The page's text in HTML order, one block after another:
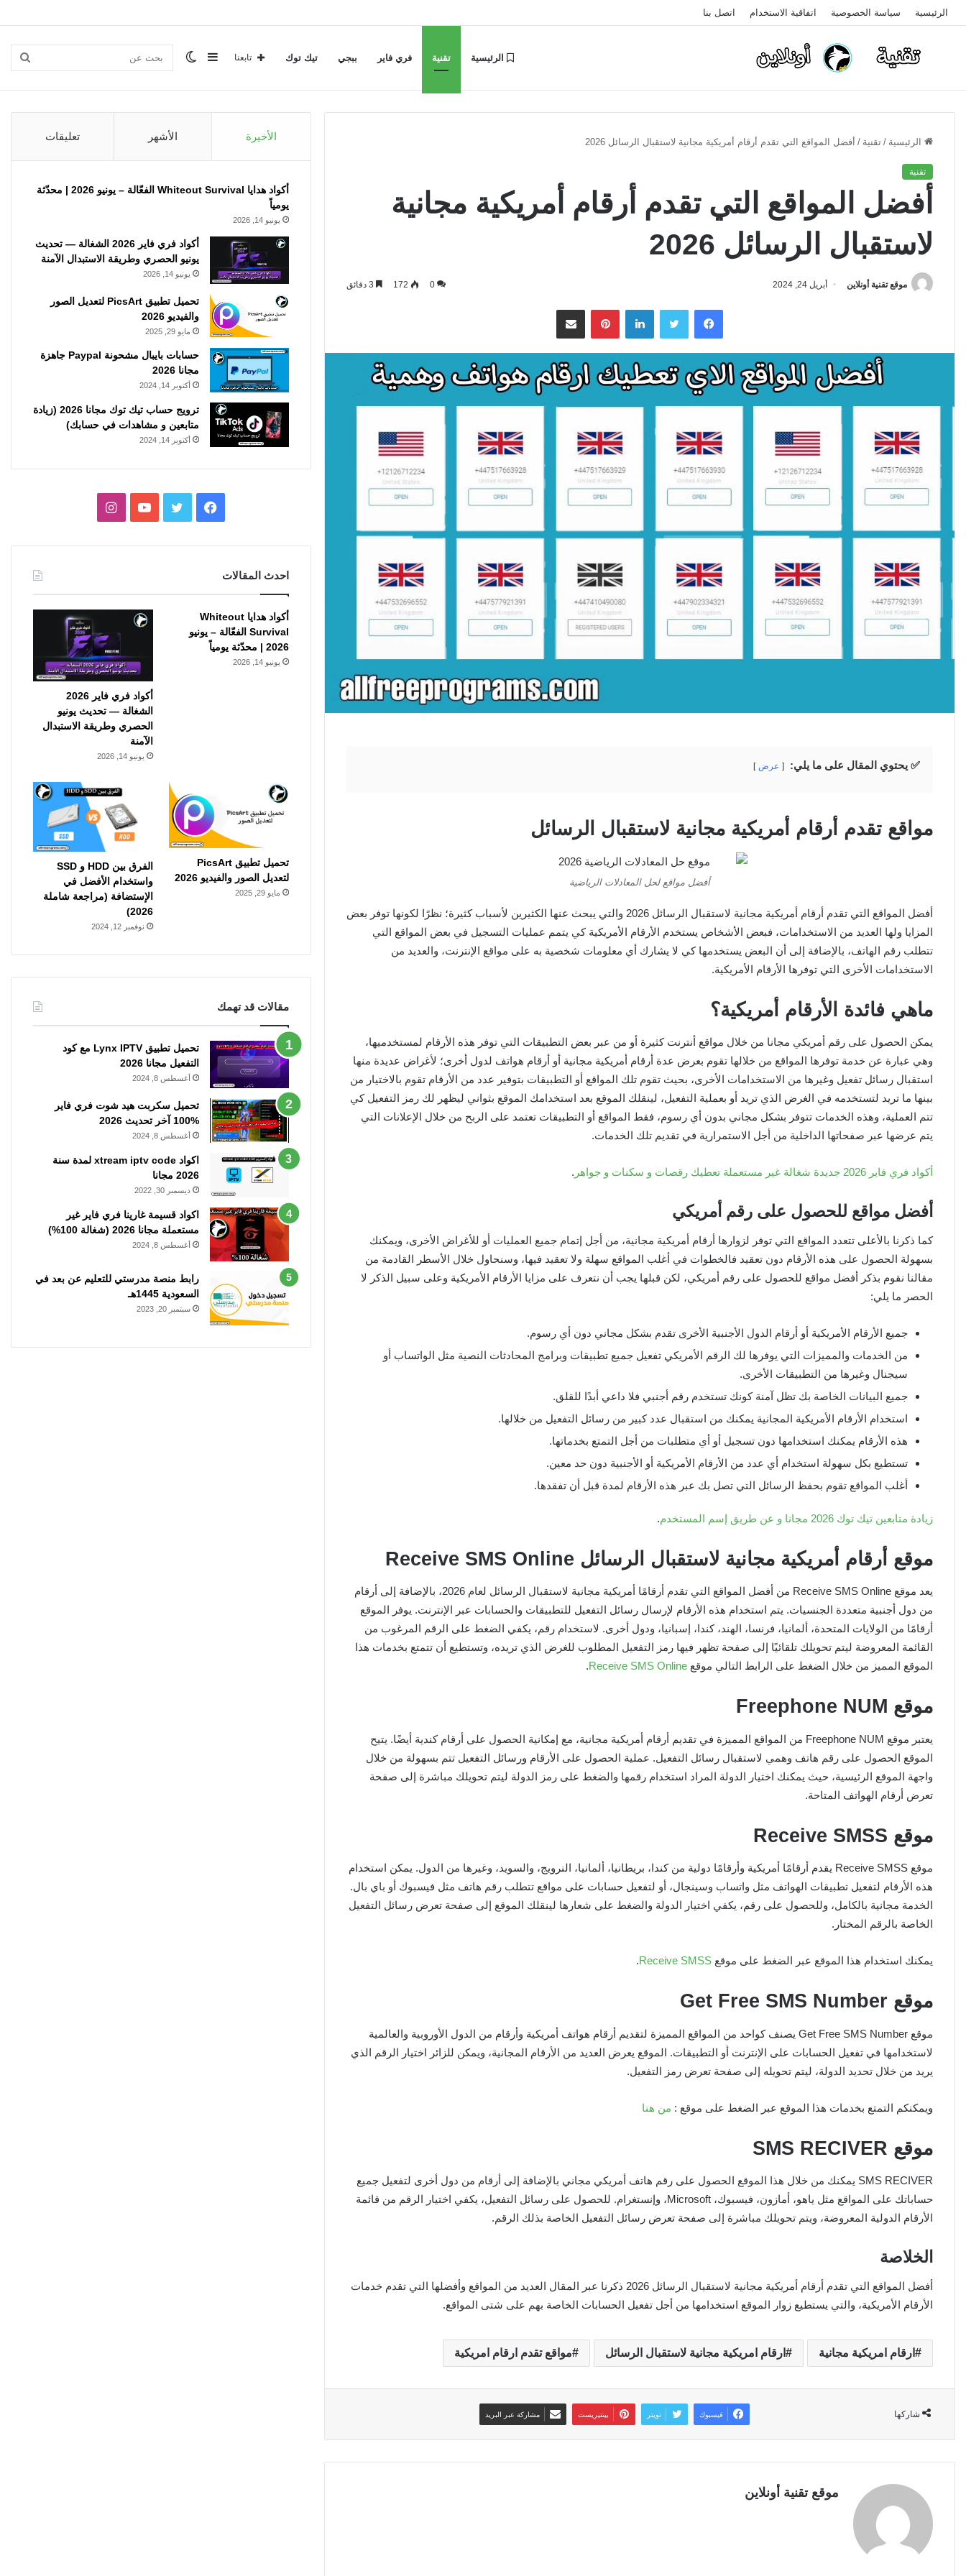
الرئيسية سياسة الخصوصية اتفاقية الاستخدام اتصل بنا
الرئيسية تقنية فري فاير ببجي تيك توك بحث الوضعإضافة
جانبي
تابعنا
الرئيسية / تقنية / أفضل المواقع التي تقدم أرقام أمريكية مجانية لاستقبال الرسائل 2026
تقنية
أفضل المواقع التي تقدم أرقام أمريكية مجانية
لاستقبال الرسائل 2026
موقع تقنية أونلاين أبريل 24, 2024 0
172
فيسبوك تويتر لينكدإن بينتيريستمشاركة عبر البريد
✅ يحتوي المقال على ما يلي: عرض
مواقع تقدم أرقام أمريكية مجانية لاستقبال الرسائل
أفضل مواقع لحل المعادلات الرياضية
أفضل المواقع التي تقدم أرقام أمريكية مجانية لاستقبال الرسائل 2026 والتي يبحث عنها الكثيرين لأسباب كثيرة؛ نظرًا لكونها توفر بعض
المزايا ولها العديد من الاستخدامات، فبعض الأشخاص يستخدم الأرقام الأمريكية كي يتمم عمليات التسجيل في بعض المواقع التي
تتطلب رقم الهاتف، بالإضافة إلى أن البعض يستخدمها كي لا يشارك أي معلومات شخصية به على مواقع الإنترنت، والعديد من
الاستخدامات الأخرى التي توفرها الأرقام الأمريكية.
ماهي فائدة الأرقام أمريكية؟
يمكن الحصول على رقم أمريكي مجانا من خلال مواقع أنترنت كثيرة أو من عبر بعض التطبيقات التي توفر هذه الأرقام لمستخدميها،
وهي عبارة عن خدمة توفرها المواقع من خلالها تقوم بعرض عدة أرقام أمريكية مجانية أو أرقام هواتف لدول أخرى؛ لأغراض عديدة منها
استقبال رسائل تفعيل وغيرها من الاستخدامات الأخرى، بحيث تقوم تلك المواقع أو التطبيقات بتوفير عدد من الأرقام تقوم بالاختيار من
بينها ما تريد لتستخدمه في الغرض الذي تريد أو بعملية التفعيل، لينقلك الموقع بعد استخدامك الموقع بثواني ليظهر لك رمز التفعيل كي
تتم العملية، وهذه الخدمات تتوفر بشكل مجاني بدون أي رسوم، فقط المواقع أو التطبيقات تعتمد على الربح من خلال الإعلانات التي
يتم عرضها عبر صفحاتها الداخلية من أجل الاستمرارية في تقديم تلك الخدمات.
أكواد فري فاير 2026 جديدة شغالة غير مستعملة تعطيك رقصات و سكنات و جواهر .
أفضل مواقع للحصول على رقم أمريكي
كما ذكرنا بالأعلى تتعدد المواقع التي توفر لزوارها أرقام أمريكية مجانية، من أجل إتمام جميع العمليات أو للأغراض الأخرى، ويمكنك
بسهولة الحصول على هذه الأرقام دون تعقيد فالخطوات في أغلب المواقع سهلة ولا تعقيد فيها، وسنحاول خلال الأسطر القادمة من
مقالنا نقوم بذكر أفضل مواقع للحصول على رقم أمريكي، لكن قبلها يجب أن نتعرف على مزايا الأرقام الأمريكية وعلى سبيل الذكر لا
الحصر ما يلي:
جميع الأرقام الأمريكية أو أرقام الدول الأجنبية الأخرى تقدم بشكل مجاني دون أي رسوم.
من الخدمات والمميزات التي يوفرها لك الرقم الأمريكي تفعيل جميع تطبيقات وبرامج المحادثات النصية مثل الواتساب أو
سيجنال وغيرها من التطبيقات الأخرى.
جميع البيانات الخاصة بك تظل آمنة كونك تستخدم رقم أجنبي فلا داعي أبدًا للقلق.
استخدام الأرقام الأمريكية المجانية يمكنك من استقبال عدد كبير من رسائل التفعيل من خلالها.
هذه الأرقام يمكنك استخدامها دون تسجيل أو أي متطلبات من أجل التمتع بخدماتها.
تستطيع بكل سهولة استخدام أي عدد من الأرقام الأمريكية أو الأجنبية دون حد معين.
أغلب المواقع تقوم بحفظ الرسائل التي تصل بك عبر هذه الأرقام لمدة قبل أن تفقدها.
زيادة متابعين تيك توك 2026 مجانا و عن طريق إسم المستخدم .
موقع Receive SMS Online أرقام أمريكية مجانية لاستقبال الرسائل
يعد موقع Receive SMS Online من أفضل المواقع التي تقدم أرقامًا أمريكية مجانية لاستقبال الرسائل لعام 2026، بالإضافة إلى أرقام
من دول أجنبية متعددة الجنسيات. يتم استخدام هذه الأرقام لإرسال رسائل التفعيل للتطبيقات والحسابات عبر الإنترنت. يوفر الموقع
أرقامًا من الولايات المتحدة، ألمانيا، فرنسا، الهند، كندا، إسبانيا، ودول أخرى. لاستخدام رقم، يكفي الضغط على الرقم المرغوب من
القائمة المعروضة ليتم تحويلك تلقائيًا إلى صفحة تظهر فيها رمز التفعيل المطلوب للغرض الذي تريده، وتستطيع أن تتمتع بخدمات هذا
الموقع المميز من خلال الضغط على الرابط التالي موقع Receive SMS Online
.
موقع Freephone NUM
يعتبر موقع Freephone NUM من المواقع المميزة في تقديم أرقام أمريكية مجانية، مع إمكانية الحصول على أرقام كندية أيضًا. يتيح
الموقع الحصول على رقم هاتف وهمي لاستقبال رسائل التفعيل. عملية الحصول على الأرقام ورسائل التفعيل تتم بسهولة من خلال
واجهة الموقع الرئيسية، حيث يمكنك اختيار الدولة المراد استخدام رقمها والضغط على رمز الدولة ليتم تحويلك مباشرة إلى صفحة
تعرض أرقام الهواتف المتاحة.
موقع Receive SMSS
موقع Receive SMSS يقدم أرقامًا أمريكية وأرقامًا دولية من كندا، بريطانيا، ألمانيا، النرويج، والسويد، وغيرها من الدول. يمكن استخدام
هذه الأرقام لتفعيل تطبيقات الهواتف مثل واتساب وسينجال، أو لتفعيل حسابات على مواقع تتطلب رقم هاتف مثل فيسبوك أو باي بال.
الخدمة مجانية بالكامل، وللحصول على رقم، يكفي اختيار الدولة والضغط على شعارها لينقلك الموقع إلى صفحة تعرض رسائل التفعيل
الخاصة بالرقم المختار.
يمكنك استخدام هذا الموقع عبر الضغط على موقع Receive SMSS
.
موقع Get Free SMS Number
موقع Get Free SMS Number يصنف كواحد من المواقع المميزة لتقديم أرقام هواتف أمريكية وأرقام من الدول الأوروبية والعالمية
لاستخدامها في تفعيل الحسابات على الإنترنت أو التطبيقات. الموقع يعرض العديد من الأرقام المجانية، ويمكن للزائر اختيار الرقم الذي
يريد من خلال تحديد الدولة، ليتم تحويله إلى صفحة تعرض رمز التفعيل.
ويمكنكم التمتع بخدمات هذا الموقع عبر الضغط على موقع : من هنا
موقع SMS RECIVER
SMS RECIVER يمكنك من خلال هذا الموقع الحصول على رقم هاتف أمريكي مجاني بالإضافة إلى أرقام من دول أخرى لتفعيل جميع
حساباتك على المواقع مثل ياهو، أمازون، فيسبوك، Microsoft، وإنستغرام. للحصول على رسائل التفعيل، يكفي اختيار الرقم من قائمة
الأرقام الدولية المعروضة، ويتم تحويلك مباشرة إلى صفحة تعرض رسائل التفعيل الخاصة بذلك الرقم.
الخلاصة
أفضل المواقع التي تقدم أرقام أمريكية مجانية لاستقبال الرسائل 2026 ذكرنا عبر المقال العديد من المواقع وأفضلها التي تقدم خدمات
الأرقام الأمريكية، والتي يستطيع زوار الموقع استخدامها من أجل تفعيل الحسابات الخاصة بهم على شتى المواقع.
ارقام امريكية مجانية ارقام امريكية مجانية لاستقبال الرسائل مواقع تقدم ارقام امريكية
شاركها فيسبوك تويتر بينتيريست مشاركة عبر البريد
موقع تقنية أونلاين
الأخيرة الأشهر تعليقات
أكواد هدايا Whiteout Survival الفعّالة – يونيو 2026 | محدّثة
يومياً
يونيو 14, 2026
أكواد فري فاير 2026 الشغالة — تحديث
يونيو الحصري وطريقة الاستبدال الآمنة
يونيو 14, 2026
تحميل تطبيق PicsArt لتعديل الصور
والفيديو 2026
مايو 29, 2025
حسابات بايبال مشحونة Paypal جاهزة
مجانا 2026
أكتوبر 14, 2024
ترويج حساب تيك توك مجانا 2026 (زيادة
متابعين و مشاهدات في حسابك)
أكتوبر 14, 2024
فيسبوكتويتر يوتيوبانستقرام
احدث المقالات
أكواد هدايا Whiteout
Survival الفعّالة – يونيو
2026 | محدّثة يومياً
يونيو 14, 2026
أكواد فري فاير 2026
الشغالة — تحديث يونيو
الحصري وطريقة الاستبدال
الآمنة
يونيو 14, 2026
تحميل تطبيق PicsArt
لتعديل الصور والفيديو 2026
مايو 29, 2025
الفرق بين HDD و SSD
واستخدام الأفضل في
الإستضافة (مراجعة شاملة
2026)
نوفمبر 12, 2024
مقالات قد تهمك
تحميل تطبيق Lynx IPTV مع كود
التفعيل مجانا 2026
أغسطس 8, 2024
تحميل سكربت هيد شوت فري فاير
%100 آخر تحديث 2026
أغسطس 8, 2024
اكواد xtream iptv code لمدة سنة
2026 مجانا
ديسمبر 30, 2022
اكواد قسيمة غارينا فري فاير غير
مستعملة مجانا 2026 (شغالة 100%)
أغسطس 8, 2024
رابط منصة مدرستي للتعليم عن بعد في
السعودية 1445هـ
سبتمبر 20, 2023